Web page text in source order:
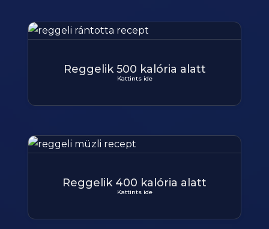
Reggelik 500 kalória alatt
Kattints ide
Reggelik 400 kalória alatt
Kattints ide